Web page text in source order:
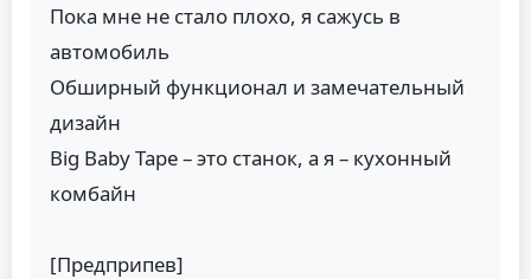
Пока мне не стало плохо, я сажусь в
автомобиль
Обширный функционал и замечательный
дизайн
Big Baby Tape – это станок, а я – кухонный
комбайн
[Предприпев]